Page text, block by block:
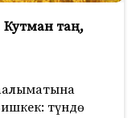
Кутман таң,
түндө